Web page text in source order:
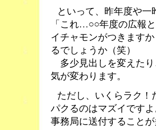
といって、昨年度や
「これ…○○年度の広報
イチャモンがつきます
るでしょうか（笑）
多少見出しを変えたり
気が変わります。
ただし、いくらラク！
パクるのはマズイです
事務局に送付すること